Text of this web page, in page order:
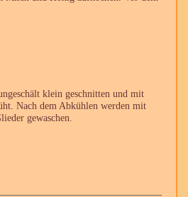
klein geschnitten und mit
Nach dem Abkühlen werden mit
gewaschen.